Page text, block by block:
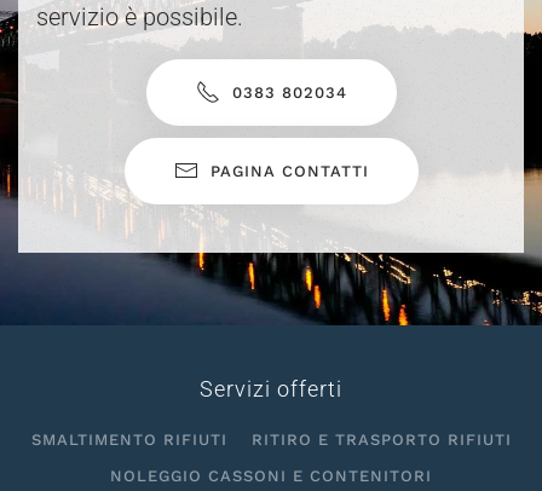
servizio è possibile.
0383 802034
PAGINA CONTATTI
Servizi offerti
SMALTIMENTO RIFIUTI
RITIRO E TRASPORTO RIFIUTI
NOLEGGIO CASSONI E CONTENITORI